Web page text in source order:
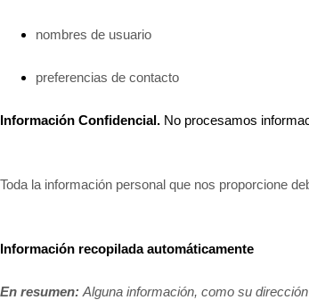
nombres de usuario
preferencias de contacto
Información Confidencial. No procesamos
Toda la información personal que nos proporcione
Información recopilada automáticamente
En resumen: Alguna información, como su